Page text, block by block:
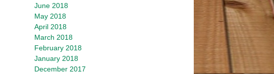
June 2018
May 2018
April 2018
March 2018
February 2018
January 2018
December 2017